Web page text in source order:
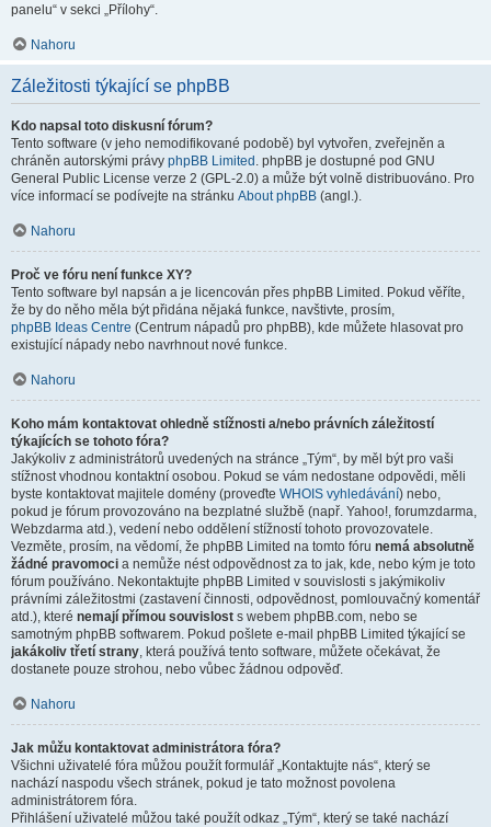
panelu“ v sekci „Přílohy“.
Nahoru
Záležitosti týkající se phpBB
Kdo napsal toto diskusní fórum?
Tento software (v jeho nemodifikované podobě) byl vytvořen, zveřejněn a
chráněn autorskými právy phpBB Limited . phpBB je dostupné pod GNU
General Public License verze 2 (GPL-2.0) a může být volně distribuováno. Pro
více informací se podívejte na stránku About phpBB (angl.).
Nahoru
Proč ve fóru není funkce XY?
Tento software byl napsán a je licencován přes phpBB Limited. Pokud věříte,
že by do něho měla být přidána nějaká funkce, navštivte, prosím,
phpBB Ideas Centre (Centrum nápadů pro phpBB), kde můžete hlasovat pro
existující nápady nebo navrhnout nové funkce.
Nahoru
Koho mám kontaktovat ohledně stížnosti a/nebo právních záležitostí
týkajících se tohoto fóra?
Jakýkoliv z administrátorů uvedených na stránce „Tým“, by měl být pro vaši
stížnost vhodnou kontaktní osobou. Pokud se vám nedostane odpovědi, měli
byste kontaktovat majitele domény (proveďte WHOIS vyhledávání) nebo,
pokud je fórum provozováno na bezplatné službě (např. Yahoo!, forumzdarma,
Webzdarma atd.), vedení nebo oddělení stížností tohoto provozovatele.
Vezměte, prosím, na vědomí, že phpBB Limited na tomto fóru nemá absolutně
žádné pravomoci a nemůže nést odpovědnost za to jak, kde, nebo kým je toto
fórum používáno. Nekontaktujte phpBB Limited v souvislosti s jakýmikoliv
právními záležitostmi (zastavení činnosti, odpovědnost, pomlouvačný komentář
atd.), které nemají přímou souvislost s webem phpBB.com, nebo se
samotným phpBB softwarem. Pokud pošlete e-mail phpBB Limited týkající se
jakákoliv třetí strany, která používá tento software, můžete očekávat, že
dostanete pouze strohou, nebo vůbec žádnou odpověď.
Nahoru
Jak můžu kontaktovat administrátora fóra?
Všichni uživatelé fóra můžou použít formulář „Kontaktujte nás“, který se
nachází naspodu všech stránek, pokud je tato možnost povolena
administrátorem fóra.
Přihlášení uživatelé můžou také použít odkaz „Tým“, který se také nachází